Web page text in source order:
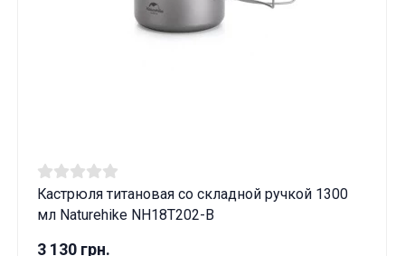
Кастрюля титановая со складной ручкой 1300
мл Naturehike NH18T202-B
3 130 грн.